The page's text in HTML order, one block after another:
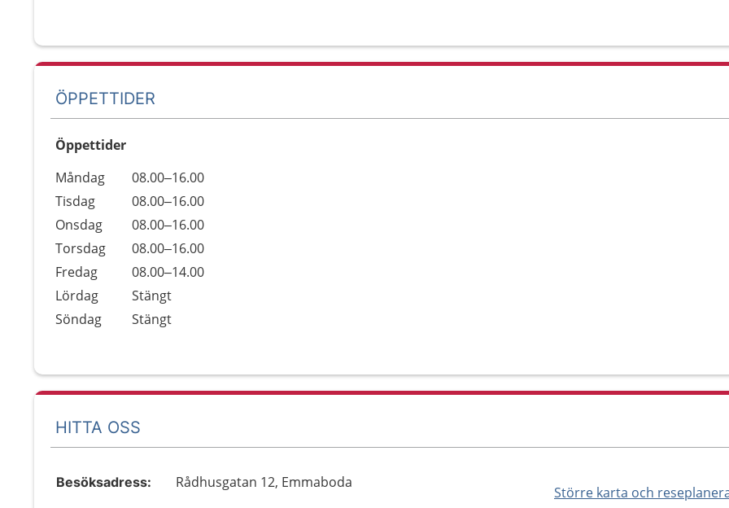
ÖPPETTIDER
Öppettider
Dag
Öppettider
Kommentarer
Måndag
08.00–16.00
Tisdag
08.00–16.00
Onsdag
08.00–16.00
Torsdag
08.00–16.00
Fredag
08.00–14.00
Lördag
Stängt
Söndag
Stängt
HITTA OSS
Större karta och
Besöksadress: Rådhusgatan 12, Emmaboda